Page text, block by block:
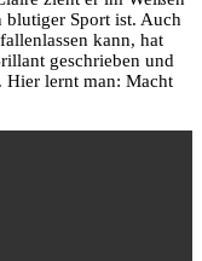
blutiger Sport ist. Auch
kann, hat
geschrieben und
lernt man: Macht